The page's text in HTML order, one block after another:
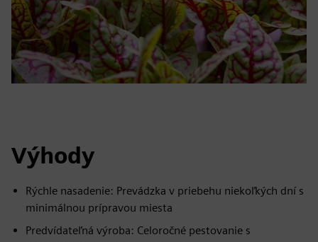
Výhody
Rýchle nasadenie: Prevádzka v priebehu niekoľkých dní s
minimálnou prípravou miesta
Predvídateľná výroba: Celoročné pestovanie s